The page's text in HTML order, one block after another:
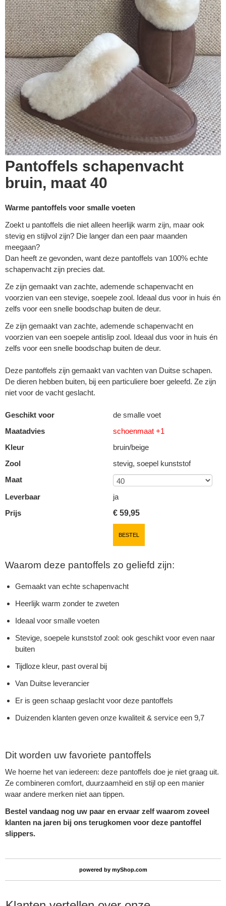
Pantoffels schapenvacht
bruin, maat 40
Warme pantoffels voor smalle voeten
Zoekt u pantoffels die niet alleen heerlijk warm zijn, maar ook
stevig en stijlvol zijn? Die langer dan een paar maanden
meegaan?
Dan heeft ze gevonden, want deze pantoffels van 100% echte
schapenvacht zijn precies dat.
Ze zijn gemaakt van zachte, ademende schapenvacht en
voorzien van een stevige, soepele zool. Ideaal dus voor in huis én
zelfs voor een snelle boodschap buiten de deur.
Ze zijn gemaakt van zachte, ademende schapenvacht en
voorzien van een soepele antislip zool. Ideaal dus voor in huis én
zelfs voor een snelle boodschap buiten de deur.
Deze pantoffels zijn gemaakt van vachten van Duitse schapen.
De dieren hebben buiten, bij een particuliere boer geleefd. Ze zijn
niet voor de vacht geslacht.
Geschikt voor
de smalle voet
Maatadvies
schoenmaat +1
Kleur
bruin/beige
Zool
stevig, soepel kunststof
Maat
Leverbaar
ja
Prijs
€ 59,95
BESTEL
Waarom deze pantoffels zo geliefd zijn:
Gemaakt van echte schapenvacht
Heerlijk warm zonder te zweten
Ideaal voor smalle voeten
Stevige, soepele kunststof zool: ook geschikt voor even naar
buiten
Tijdloze kleur, past overal bij
Van Duitse leverancier
Er is geen schaap geslacht voor deze pantoffels
Duizenden klanten geven onze kwaliteit & service een 9,7
Dit worden uw favoriete pantoffels
We hoerne het van iedereen: deze pantoffels doe je niet graag uit.
Ze combineren comfort, duurzaamheid en stijl op een manier
waar andere merken niet aan tippen.
Bestel vandaag nog uw paar en ervaar zelf waarom zoveel
klanten na jaren bij ons terugkomen voor deze pantoffel
slippers.
powered by myShop.com